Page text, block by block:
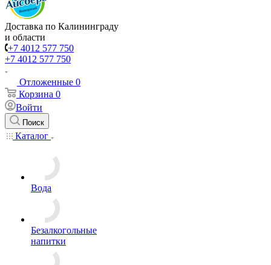
Доставка по Калининграду
и области
+7 4012 577 750
+7 4012 577 750
Отложенные 0
Корзина 0
Войти
Поиск
Каталог
Вода
Безалкогольные
напитки